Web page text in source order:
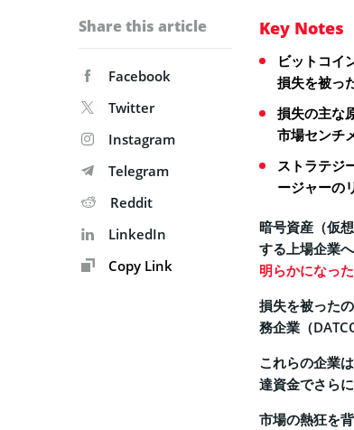
Share this article
Facebook
Twitter
Instagram
Telegram
Reddit
LinkedIn
Copy Link
Key Notes
ビットコイ
損失を被っ
損失の主な
市場センチ
ストラテジ
ージャーの
暗号資産（仮
する上場企業
明らかになった
損失を被った
務企業（
これらの企業
達資金でさら
市場の熱狂を